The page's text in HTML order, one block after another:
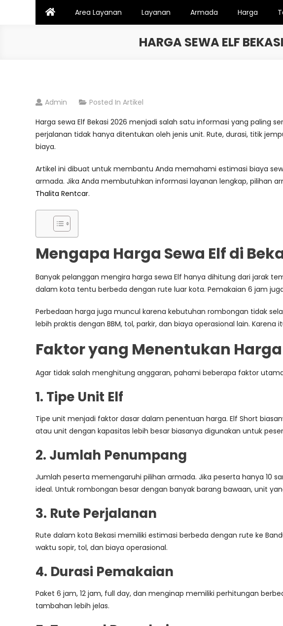
Area Layanan Layanan Armada Harga
HARGA SEWA ELF
Admin Posted In Artikel
Harga sewa Elf Bekasi 2026 menjadi salah satu informasi yang paling
perjalanan tidak hanya ditentukan oleh jenis unit. Rute, durasi, titik
biaya.
Artikel ini dibuat untuk membantu Anda memahami estimasi biaya
armada. Jika Anda membutuhkan informasi layanan lengkap, pilihan
Thalita Rentcar.
Mengapa Harga Sewa Elf di
Banyak pelanggan mengira harga sewa Elf hanya dihitung dari jarak
dalam kota tentu berbeda dengan rute luar kota. Pemakaian 6 jam
Perbedaan harga juga muncul karena kebutuhan rombongan tidak
lebih praktis dengan BBM, tol, parkir, dan biaya operasional lain.
Faktor yang Menentukan Harga
Agar tidak salah menghitung anggaran, pahami beberapa faktor
1. Tipe Unit Elf
Tipe unit menjadi faktor dasar dalam penentuan harga. Elf Short
atau unit dengan kapasitas lebih besar biasanya digunakan untuk
2. Jumlah Penumpang
Jumlah peserta memengaruhi pilihan armada. Jika peserta hanya 10
ideal. Untuk rombongan besar dengan banyak barang bawaan, unit
3. Rute Perjalanan
Rute dalam kota Bekasi memiliki estimasi berbeda dengan rute ke
waktu sopir, tol, dan biaya operasional.
4. Durasi Pemakaian
Paket 6 jam, 12 jam, full day, dan menginap memiliki perhitungan
tambahan lebih jelas.